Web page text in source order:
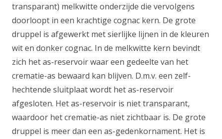
transparant) melkwitte onderzijde die vervolgens
doorloopt in een krachtige cognac kern. De grote
druppel is afgewerkt met sierlijke lijnen in de kleuren
wit en donker cognac. In de melkwitte kern bevindt
zich het as-reservoir waar een gedeelte van het
crematie-as bewaard kan blijven. D.m.v. een zelf-
hechtende sluitplaat wordt het as-reservoir
afgesloten. Het as-reservoir is niet transparant,
waardoor het crematie-as niet zichtbaar is. De grote
druppel is meer dan een as-gedenkornament. Het is